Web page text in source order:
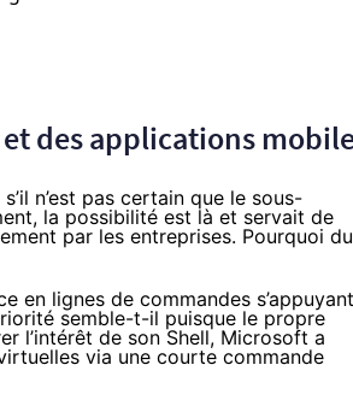
des applications
n’est pas certain que le sous-
la possibilité est là et servait de
par les entreprises. Pourquoi du
en lignes de commandes
semble-t-il puisque le propre
l’intérêt de son Shell, Microsoft a
via une courte commande